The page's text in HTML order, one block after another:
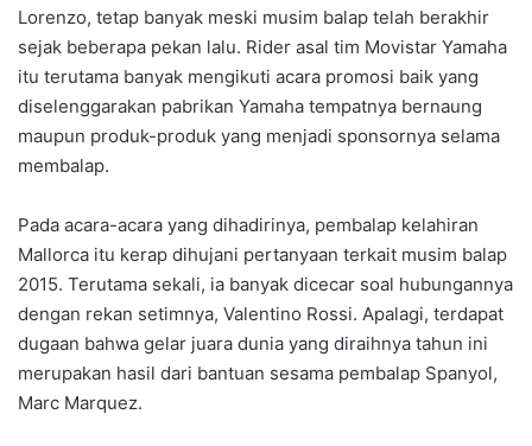
Lorenzo, tetap banyak meski musim balap telah berakhir
sejak beberapa pekan lalu. Rider asal tim Movistar Yamaha
itu terutama banyak mengikuti acara promosi baik yang
diselenggarakan pabrikan Yamaha tempatnya bernaung
maupun produk-produk yang menjadi sponsornya selama
membalap.
Pada acara-acara yang dihadirinya, pembalap kelahiran
Mallorca itu kerap dihujani pertanyaan terkait musim balap
2015. Terutama sekali, ia banyak dicecar soal hubungannya
dengan rekan setimnya, Valentino Rossi. Apalagi, terdapat
dugaan bahwa gelar juara dunia yang diraihnya tahun ini
merupakan hasil dari bantuan sesama pembalap Spanyol,
Marc Marquez.